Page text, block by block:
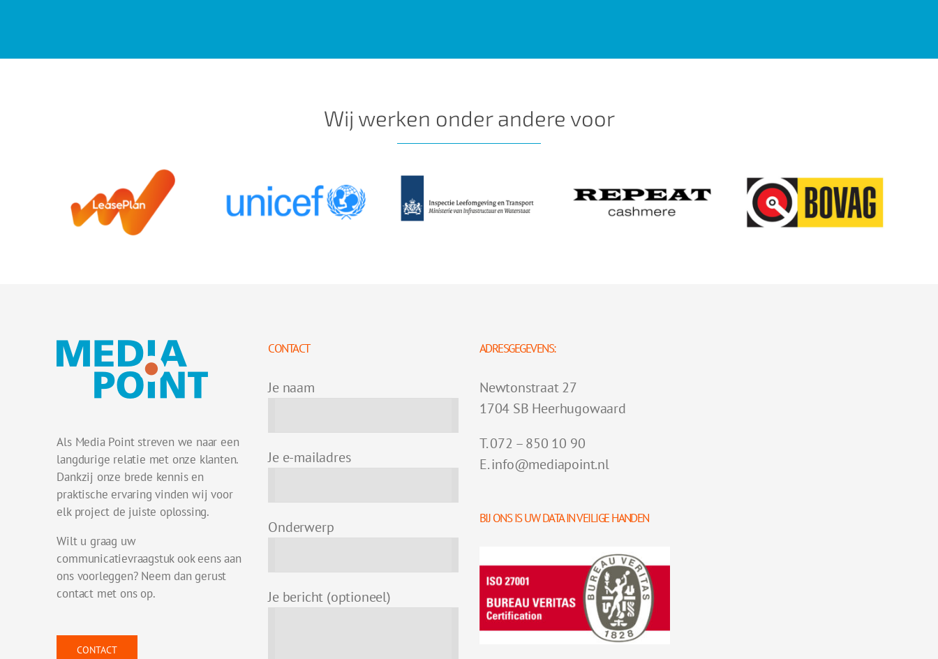
Wij werken onder andere voor
Als Media Point streven we naar een
langdurige relatie met onze klanten.
Dankzij onze brede kennis en
praktische ervaring vinden wij voor
elk project de juiste oplossing.
Wilt u graag uw
communicatievraagstuk ook eens aan
ons voorleggen? Neem dan gerust
contact met ons op.
CONTACT
CONTACT
Je naam
Je e-mailadres
Onderwerp
Je bericht (optioneel)
ADRESGEGEVENS:
Newtonstraat 27
1704 SB Heerhugowaard
T. 072 – 850 10 90
E. info@mediapoint.nl
BIJ ONS IS UW DATA IN VEILIGE HANDEN